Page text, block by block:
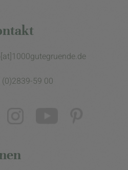
(0)2839-59 00